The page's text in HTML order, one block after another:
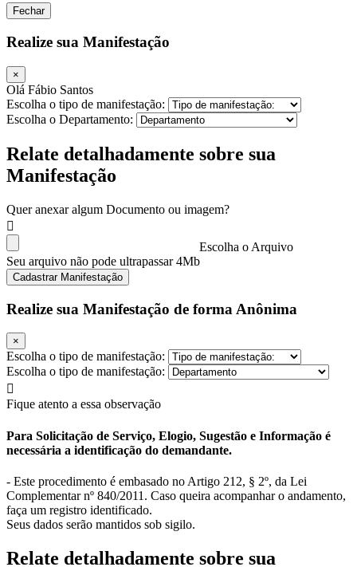
Fechar
Realize sua Manifestação
×
Olá Fábio Santos
Escolha o tipo de manifestação:
Escolha o Departamento:
Relate detalhadamente sobre sua
Manifestação
Quer anexar algum Documento ou imagem?
Escolha o Arquivo
Seu arquivo não pode ultrapassar 4Mb
Cadastrar Manifestação
Realize sua Manifestação de forma Anônima
×
Escolha o tipo de manifestação:
Escolha o tipo de manifestação:
Fique atento a essa observação
Para Solicitação de Serviço, Elogio, Sugestão e Informação é
necessária a identificação do demandante.
- Este procedimento é embasado no Artigo 212, § 2º, da Lei
Complementar nº 840/2011. Caso queira acompanhar o andamento,
faça um registro identificado.
Seus dados serão mantidos sob sigilo.
Relate detalhadamente sobre sua